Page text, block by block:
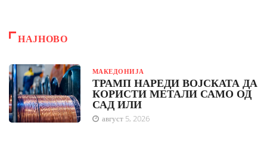
НАЈНОВО
МАКЕДОНИЈА
ТРАМП НАРЕДИ ВОЈСКАТА ДА
КОРИСТИ МЕТАЛИ САМО ОД
САД ИЛИ
август 5, 2026